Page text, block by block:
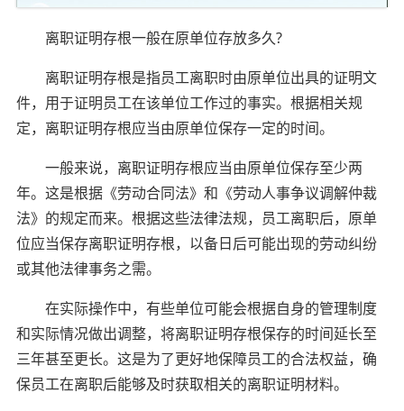
离职证明存根一般在原单位存放多久?
离职证明存根是指员工离职时由原单位出具的证明文
件，用于证明员工在该单位工作过的事实。根据相关规
定，离职证明存根应当由原单位保存一定的时间。
一般来说，离职证明存根应当由原单位保存至少两
年。这是根据《劳动合同法》和《劳动人事争议调解仲裁
法》的规定而来。根据这些法律法规，员工离职后，原单
位应当保存离职证明存根，以备日后可能出现的劳动纠纷
或其他法律事务之需。
在实际操作中，有些单位可能会根据自身的管理制度
和实际情况做出调整，将离职证明存根保存的时间延长至
三年甚至更长。这是为了更好地保障员工的合法权益，确
保员工在离职后能够及时获取相关的离职证明材料。